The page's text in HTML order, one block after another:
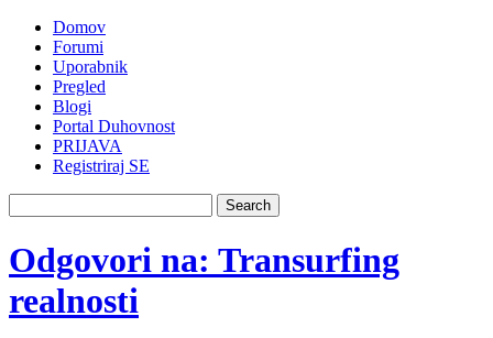
Domov
Forumi
Uporabnik
Pregled
Blogi
Portal Duhovnost
PRIJAVA
Registriraj SE
Odgovori na: Transurfing
realnosti